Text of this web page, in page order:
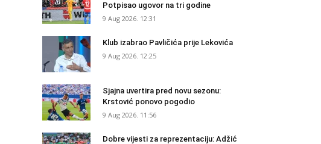
Potpisao ugovor na tri godine
9 Aug 2026. 12:31
Klub izabrao Pavličića prije Lekovića
9 Aug 2026. 12:25
Sjajna uvertira pred novu sezonu:
Krstović ponovo pogodio
9 Aug 2026. 11:56
Dobre vijesti za reprezentaciju: Adžić